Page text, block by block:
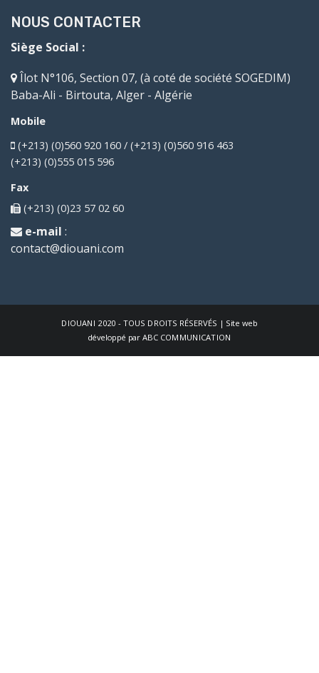
NOUS CONTACTER
Siège Social :
Îlot N°106, Section 07, (à coté de société SOGEDIM)
Baba-Ali - Birtouta, Alger - Algérie
Mobile
(+213) (0)560 920 160 / (+213) (0)560 916 463
(+213) (0)555 015 596
Fax
(+213) (0)23 57 02 60
e-mail :
contact@diouani.com
DIOUANI 2020 - TOUS DROITS RÉSERVÉS | Site web
développé par ABC COMMUNICATION